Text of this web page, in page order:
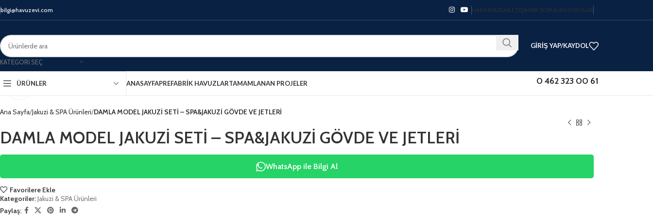
bilgi@havuzevi.com HAKKIMIZDAİLETIŞIMSIK SORULAN SORULAR
KATEGORI SEÇ
GIRIŞ YAP/KAYDOL
ÜRÜNLER ANASAYFAPREFABRIK HAVUZLARTAMAMLANAN PROJELER 0 462 323 00 61
Click to enlarge
Ana Sayfa Jakuzi & SPA Ürünleri DAMLA MODEL JAKUZİ SETİ – SPA&JAKUZİ GÖVDE VE JETLERİ
DAMLA MODEL JAKUZİ SETİ – SPA&JAKUZİ GÖVDE VE JETLERİ
WhatsApp ile Bilgi Al
Favorilere Ekle
Kategoriler:Jakuzi & SPA Ürünleri
Paylaş: